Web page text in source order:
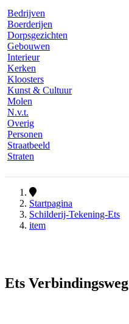
Bedrijven
Boerderijen
Dorpsgezichten
Gebouwen
Interieur
Kerken
Kloosters
Kunst & Cultuur
Molen
N.v.t.
Overig
Personen
Straatbeeld
Straten
Startpagina
Schilderij-Tekening-Ets
item
Ets Verbindingsweg